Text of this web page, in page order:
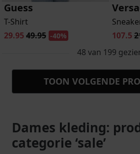
Guess
T-Shirt
29.95 49.95 -40%
107.5
48 van 199
TOON VOLGENDE
Dames kleding:
categorie ‘sale’